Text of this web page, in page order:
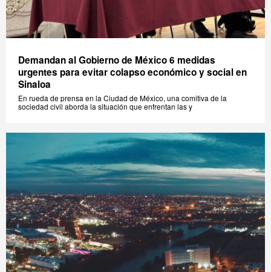
Demandan al Gobierno de México 6 medidas
urgentes para evitar colapso económico y social en
Sinaloa
En rueda de prensa en la Ciudad de México, una comitiva de la
sociedad civil aborda la situación que enfrentan las y